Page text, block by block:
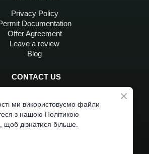
Privacy Policy
Documentation
Offer Agreement
Leave a review
Blog
CONTACT US
+380 96 310 7704
ми використовуємо файли
з нашою Політикою
щоб дізнатися більше.